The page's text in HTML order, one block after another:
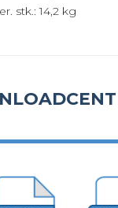
stk.: 14,2 kg